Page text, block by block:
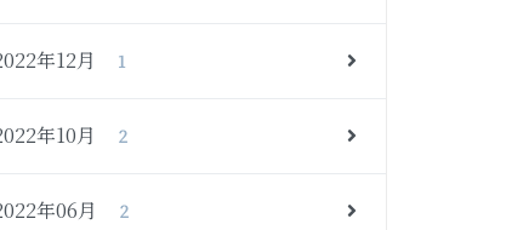
年12月 1
年10月 2
年06月 2